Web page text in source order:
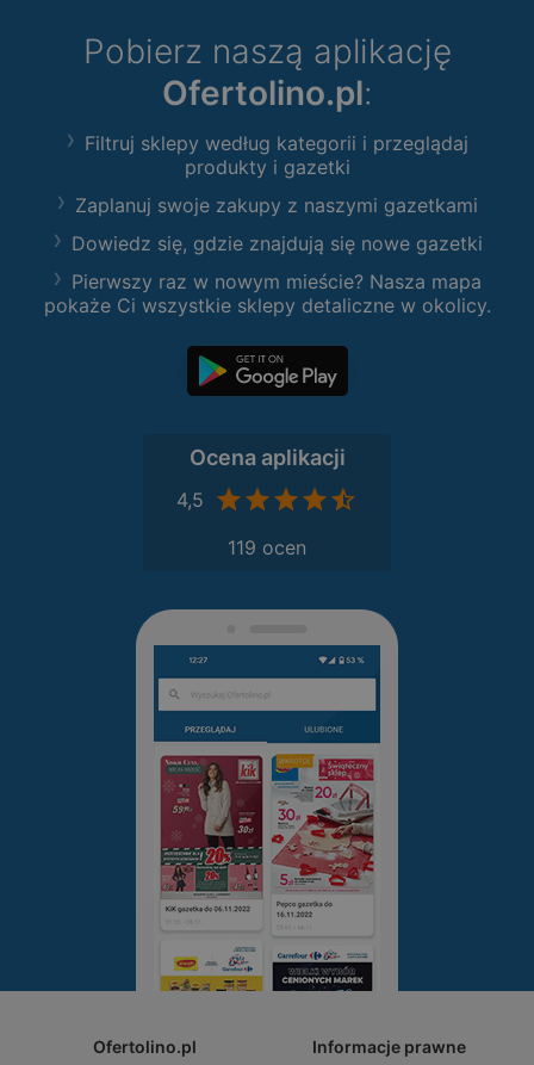
Pobierz naszą aplikację
Ofertolino.pl:
Filtruj sklepy według kategorii i przeglądaj
produkty i gazetki
Zaplanuj swoje zakupy z naszymi gazetkami
Dowiedz się, gdzie znajdują się nowe gazetki
Pierwszy raz w nowym mieście? Nasza mapa
pokaże Ci wszystkie sklepy detaliczne w okolicy.
Ocena aplikacji
4,5
119 ocen
Ofertolino.pl Informacje prawne